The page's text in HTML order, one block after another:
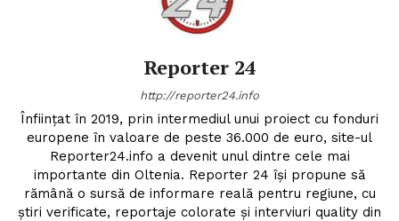
Reporter 24
http://reporter24.info
Înfiinţat în 2019, prin intermediul unui proiect cu fonduri
europene în valoare de peste 36.000 de euro, site-ul
Reporter24.info a devenit unul dintre cele mai
importante din Oltenia. Reporter 24 îşi propune să
rămână o sursă de informare reală pentru regiune, cu
ştiri verificate, reportaje colorate şi interviuri quality din